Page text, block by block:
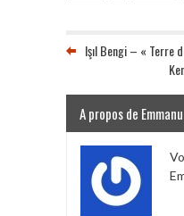
Işıl Bengi – « Terre
A propos de